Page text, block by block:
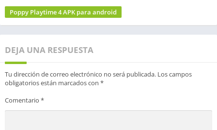
Poppy Playtime 4 APK para android
DEJA UNA RESPUESTA
Tu dirección de correo electrónico no será publicada. Los campos
obligatorios están marcados con *
Comentario *